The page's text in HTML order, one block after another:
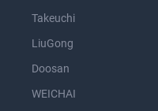
Takeuchi
LiuGong
Doosan
WEICHAI